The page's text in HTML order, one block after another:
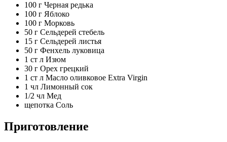
100 г Черная редька
100 г Яблоко
100 г Морковь
50 г Сельдерей стебель
15 г Сельдерей листья
50 г Фенхель луковица
1 ст л Изюм
30 г Орех грецкий
1 ст л Масло оливковое Extra Virgin
1 чл Лимонный сок
1/2 чл Мед
щепотка Соль
Приготовление